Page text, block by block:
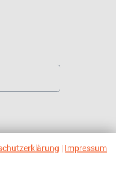
| Impressum